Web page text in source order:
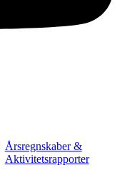
Årsregnskaber &
Aktivitetsrapporter